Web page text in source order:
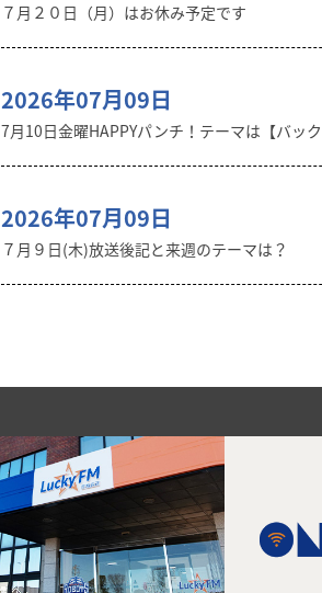
７月２０日（月）はお休み予定です
2026年07月09日
7月10日金曜HAPPYパンチ！テーマは【バック
2026年07月09日
７月９日(木)放送後記と来週のテーマは？